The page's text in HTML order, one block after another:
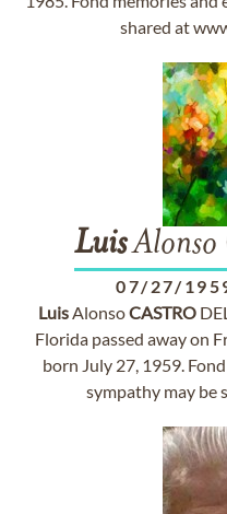
shared at
LuisAlonso
07/27/
LuisAlonsoCASTRO
Florida passed away on
born July 27, 1959.
sympathy may be